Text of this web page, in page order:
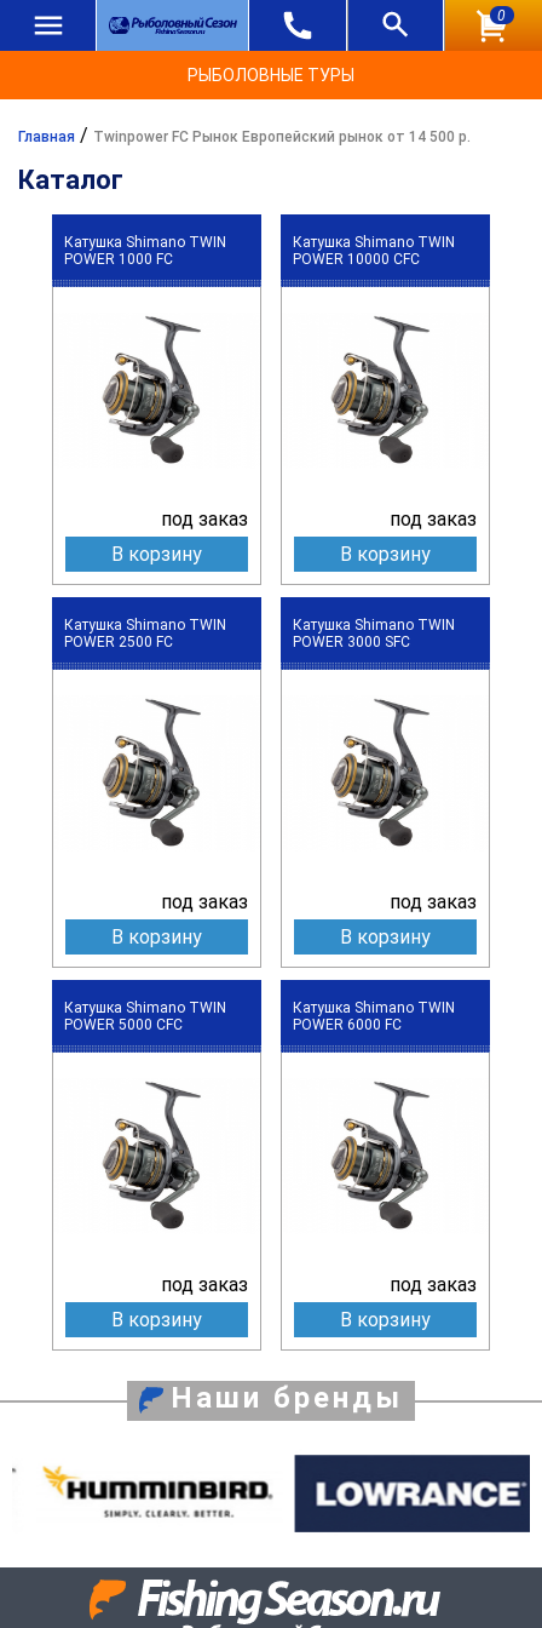
0
РЫБОЛОВНЫЕ ТУРЫ
Главная / Twinpower FC Рынок Европейский рынок от 14 500 р.
Каталог
Катушка Shimano TWIN
POWER 1000 FC
под заказ
В корзину
Катушка Shimano TWIN
POWER 10000 CFC
под заказ
В корзину
Катушка Shimano TWIN
POWER 2500 FC
под заказ
В корзину
Катушка Shimano TWIN
POWER 3000 SFC
под заказ
В корзину
Катушка Shimano TWIN
POWER 5000 CFC
под заказ
В корзину
Катушка Shimano TWIN
POWER 6000 FC
под заказ
В корзину
Наши бренды